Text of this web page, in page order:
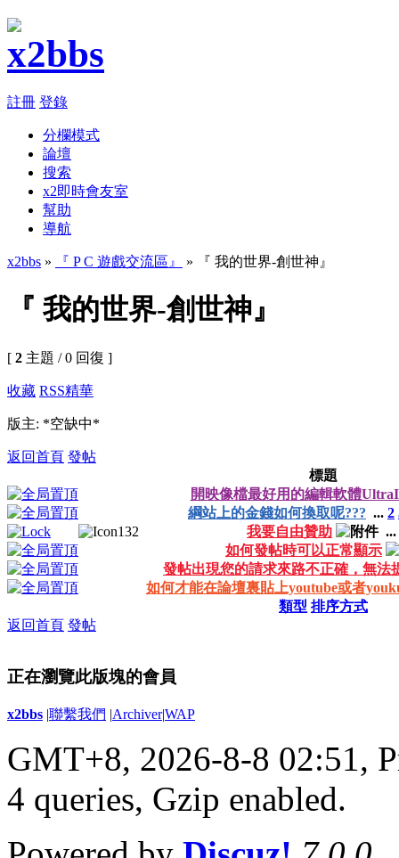
註冊 登錄
分欄模式
論壇
搜索
x2即時會友室
幫助
導航
x2bbs » 『 P C 遊戲交流區』 » 『 我的世界-創世神』
『 我的世界-創世神』
[ 2 主題 / 0 回復 ]
收藏 RSS精華
版主: *空缺中*
返回首頁 發帖
標題
開映像檔最好用的編輯軟體
綱站上的金錢如何換取呢??? ... 2
我要自由贊助
...
如何發帖時可以正常顯示
發帖出現您的請求來路不正確，無法
如何才能在論壇裏貼上youtube或者
類型 排序方式
返回首頁 發帖
正在瀏覽此版塊的會員
x2bbs |聯繫我們 |Archiver|WAP
GMT+8, 2026-8-8 02:51,
4 queries, Gzip enabled.